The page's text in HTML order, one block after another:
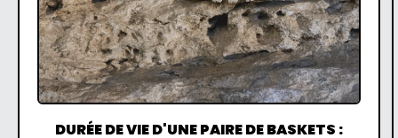
DURÉE DE VIE D'UNE PAIRE DE BASKETS :